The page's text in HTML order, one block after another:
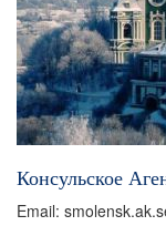
Консульское
Email: